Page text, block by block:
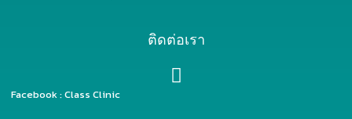
ติดต่อเรา
Facebook : Class Clinic